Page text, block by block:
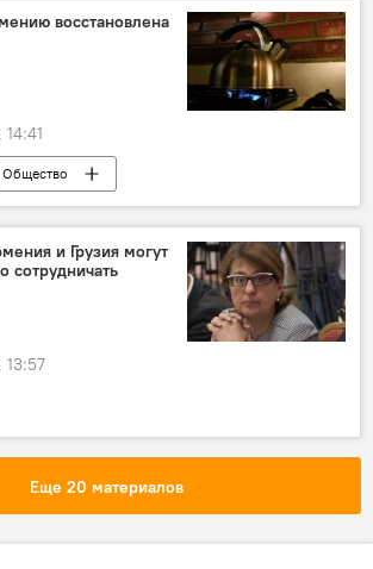
восстановлена
Общество
и Грузия могут
сотрудничать
13:57
Еще 20 материалов